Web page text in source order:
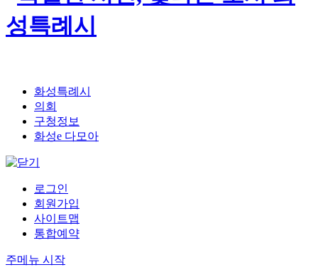
화성특례시
의회
구청정보
화성e 다모아
로그인
회원가입
사이트맵
통합예약
주메뉴 시작